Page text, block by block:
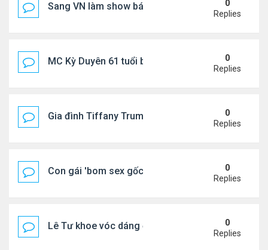
Sang VN làm show bán vé giá "trên trời"
0
Replies
MC Kỳ Duyên 61 tuổi bị soi nhan sắc khi 0
Replies
Gia đình Tiffany Trump đi nghỉ ở Spain
0
Replies
Con gái 'bom sex gốc Việt' đón tuổi 18
0
Replies
Lê Tư khoe vóc dáng ở châu Âu
0
Replies